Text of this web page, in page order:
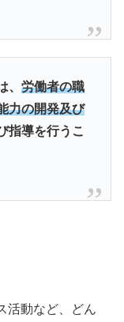
、 労働者の職
力の開発及び
指導を行うこ
活動など、どん